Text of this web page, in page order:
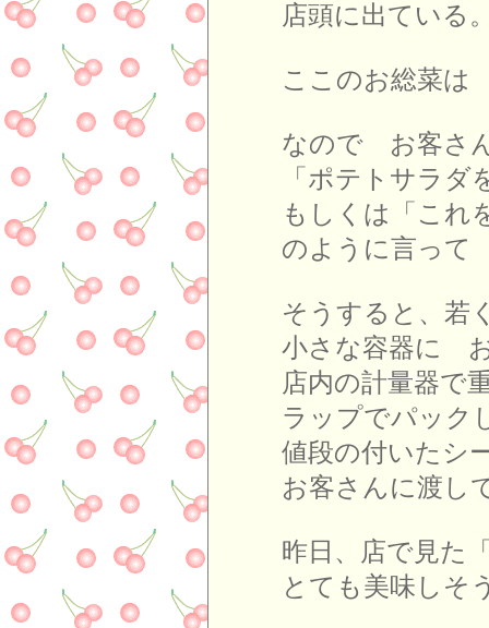
店頭に出ている
ここのお総菜
なので お客さ
「ポテトサラ
もしくは「こ
のように言っ
そうすると、若
小さな容器に
店内の計量器で
ラップでパック
値段の付いたシ
お客さんに渡し
昨日、店で見た
とても美味しそ